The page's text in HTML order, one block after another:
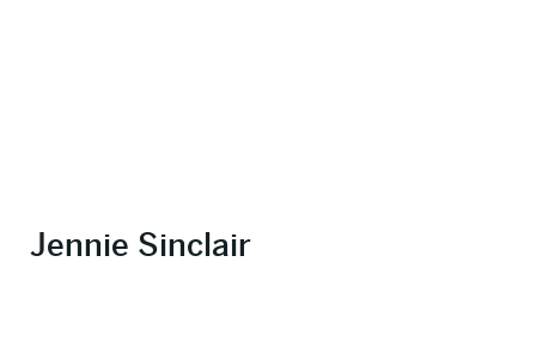
Jennie Sinclair